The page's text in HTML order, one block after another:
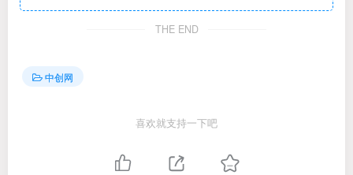
THE END
中创网
喜欢就支持一下吧